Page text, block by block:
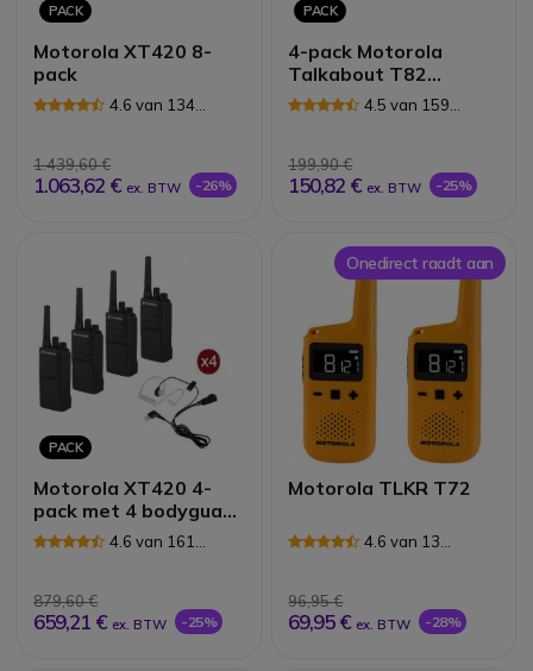
PACK
Motorola XT420 8-
pack
4.6 van 134
1.439,60 €
1.063,62 € ex. BTW -26%
PACK
4-pack Motorola
Talkabout T82
Extreme (2 paar)
4.5 van 159
199,90 €
150,82 € ex. BTW -25%
PACK
Motorola XT420 4-
pack met 4 bodyguard
headsets4.6 van 161
879,60 €
659,21 € ex. BTW -25%
Onedirect raadt aan
Motorola TLKR T72
4.6 van 13
96,95 €
69,95 € ex. BTW -28%